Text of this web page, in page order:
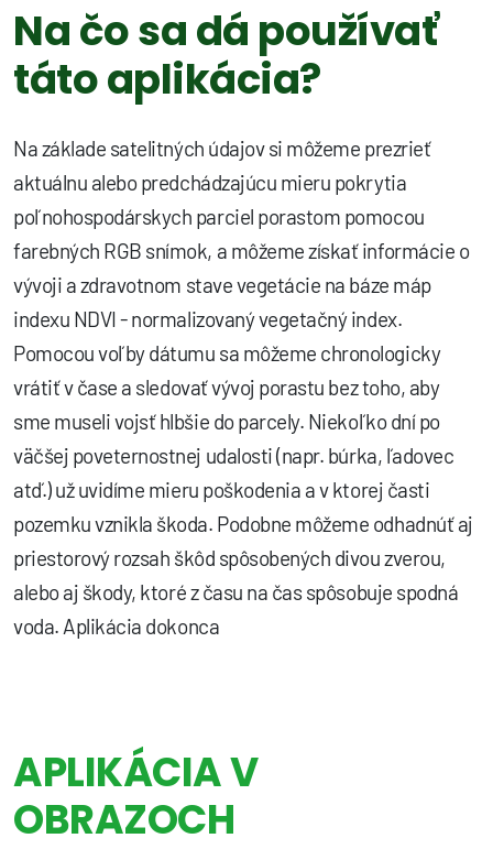
Na čo sa dá používať
táto aplikácia?
Na základe satelitných údajov si môžeme prezrieť
aktuálnu alebo predchádzajúcu mieru pokrytia
poľnohospodárskych parciel porastom pomocou
farebných RGB snímok, a môžeme získať informácie o
vývoji a zdravotnom stave vegetácie na báze máp
indexu NDVI - normalizovaný vegetačný index.
Pomocou voľby dátumu sa môžeme chronologicky
vrátiť v čase a sledovať vývoj porastu bez toho, aby
sme museli vojsť hlbšie do parcely. Niekoľko dní po
väčšej poveternostnej udalosti (napr. búrka, ľadovec
atď.) už uvidíme mieru poškodenia a v ktorej časti
pozemku vznikla škoda. Podobne môžeme odhadnúť aj
priestorový rozsah škôd spôsobených divou zverou,
alebo aj škody, ktoré z času na čas spôsobuje spodná
voda. Aplikácia dokonca
APLIKÁCIA V
OBRAZOCH